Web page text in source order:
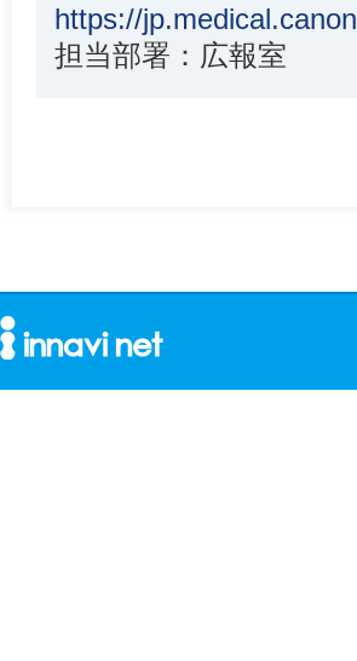
https://jp.medical.canon
担当部署：広報室